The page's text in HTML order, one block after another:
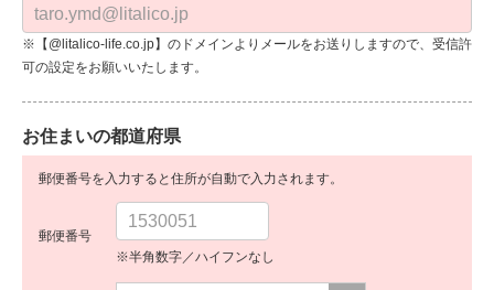
※【@litalico-life.co.jp】のドメインよりメールをお送りしますので、受信許
可の設定をお願いいたします。
お住まいの都道府県
郵便番号を入力すると住所が自動で入力されます。
郵便番号
※半角数字／ハイフンなし